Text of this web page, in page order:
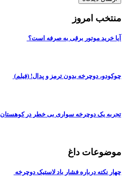
منتخب امروز
آیا خرید موتور برقی به صرفه است؟
چوکودو، دوچرخه بدون ترمز و پدال! (فیلم)
تجربه یک دوچرخه سواری بی خطر در کوهستان
موضوعات داغ
چهار نکته درباره فشار باد لاستیک دوچرخه